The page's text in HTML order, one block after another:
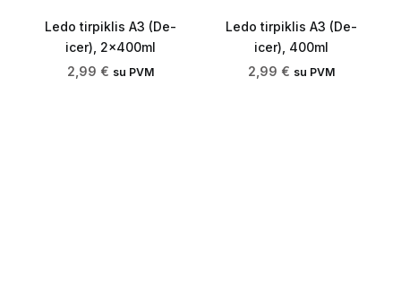
Ledo tirpiklis A3 (De-
icer), 2x400ml
2,99 € su PVM
Ledo tirpiklis A3 (De-
icer), 400ml
2,99 € su PVM